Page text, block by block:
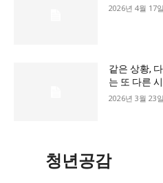
2026년 4월 17일
같은 상황,
는 또 다른
2026년 3월 23일
청년공감